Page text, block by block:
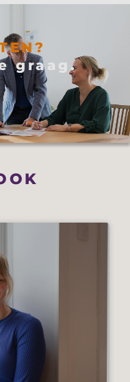
graag.